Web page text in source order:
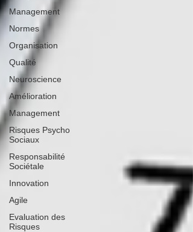
Management
Normes
Organisation
Qualité
Neuroscience
Amélioration
Management
Risques Psycho
Sociaux
Responsabilité
Sociétale
Innovation
Agile
Evaluation des
Risques